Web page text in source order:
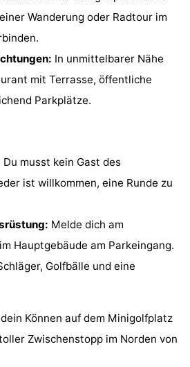
Wanderung oder Radtour im
In unmittelbarer Nähe
mit Terrasse, öffentliche
Parkplätze.
Du musst kein Gast des
ist willkommen, eine Runde zu
Melde dich am
Hauptgebäude am Parkeingang.
Golfbälle und eine
Können auf dem Minigolfplatz
Zwischenstopp im Norden von